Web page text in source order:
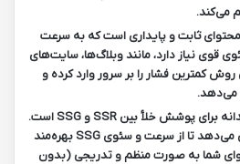
می‌کند.
محتوای ثابت و پایداری است که به سرعت
قوی نیاز دارد، مانند وبلاگ‌ها، سایت‌های
کمترین فشار را بر سرور وارد کرده و
می‌دهد.
یک راه‌حل هوشمندانه برای پوشش خلأ بین SSR و SSG است.
این روش به شما امکان می‌دهد تا از سرعت و سئوی SSG بهره‌مند
شما به صورت منظم و تدریجی (بدون